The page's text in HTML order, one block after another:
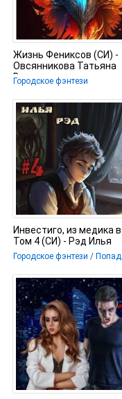
Жизнь Фениксов (СИ) -
Овсянникова Татьяна
Владимировна
Городское фэнтези
Инвестиго, из медика в
Том 4 (СИ) - Рэд Илья
Городское фэнтези /